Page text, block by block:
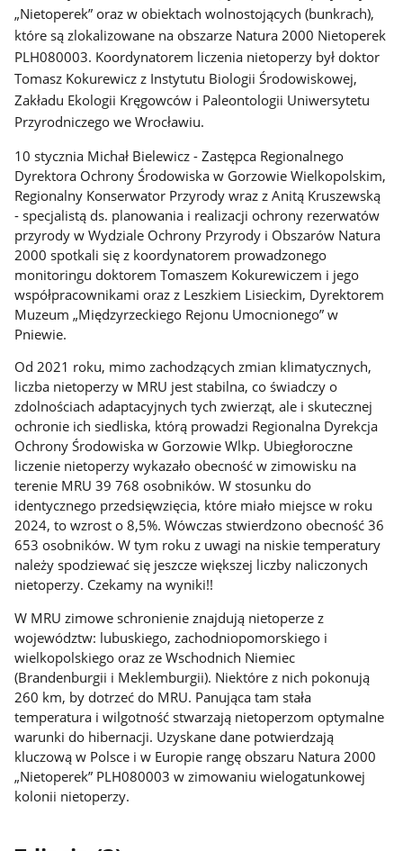
„Nietoperek” oraz w obiektach wolnostojących (bunkrach),
które są zlokalizowane na obszarze Natura 2000 Nietoperek
PLH080003. Koordynatorem liczenia nietoperzy był doktor
Tomasz Kokurewicz z Instytutu Biologii Środowiskowej,
Zakładu Ekologii Kręgowców i Paleontologii Uniwersytetu
Przyrodniczego we Wrocławiu.
10 stycznia Michał Bielewicz - Zastępca Regionalnego
Dyrektora Ochrony Środowiska w Gorzowie Wielkopolskim,
Regionalny Konserwator Przyrody wraz z Anitą Kruszewską
- specjalistą ds. planowania i realizacji ochrony rezerwatów
przyrody w Wydziale Ochrony Przyrody i Obszarów Natura
2000 spotkali się z koordynatorem prowadzonego
monitoringu doktorem Tomaszem Kokurewiczem i jego
współpracownikami oraz z Leszkiem Lisieckim, Dyrektorem
Muzeum „Międzyrzeckiego Rejonu Umocnionego” w
Pniewie.
Od 2021 roku, mimo zachodzących zmian klimatycznych,
liczba nietoperzy w MRU jest stabilna, co świadczy o
zdolnościach adaptacyjnych tych zwierząt, ale i skutecznej
ochronie ich siedliska, którą prowadzi Regionalna Dyrekcja
Ochrony Środowiska w Gorzowie Wlkp. Ubiegłoroczne
liczenie nietoperzy wykazało obecność w zimowisku na
terenie MRU 39 768 osobników. W stosunku do
identycznego przedsięwzięcia, które miało miejsce w roku
2024, to wzrost o 8,5%. Wówczas stwierdzono obecność 36
653 osobników. W tym roku z uwagi na niskie temperatury
należy spodziewać się jeszcze większej liczby naliczonych
nietoperzy. Czekamy na wyniki!!
W MRU zimowe schronienie znajdują nietoperze z
województw: lubuskiego, zachodniopomorskiego i
wielkopolskiego oraz ze Wschodnich Niemiec
(Brandenburgii i Meklemburgii). Niektóre z nich pokonują
260 km, by dotrzeć do MRU. Panująca tam stała
temperatura i wilgotność stwarzają nietoperzom optymalne
warunki do hibernacji. Uzyskane dane potwierdzają
kluczową w Polsce i w Europie rangę obszaru Natura 2000
„Nietoperek” PLH080003 w zimowaniu wielogatunkowej
kolonii nietoperzy.